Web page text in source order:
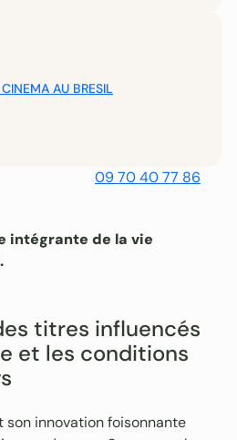
intégrante de la vie
titres influencés
et les conditions
son innovation foisonnante
AU BRESIL
09 70 40 77 86